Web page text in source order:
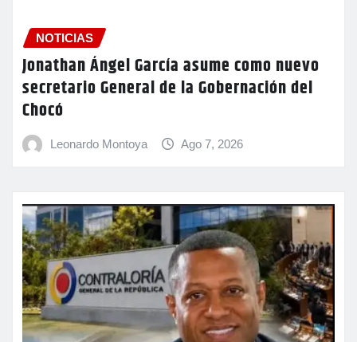
NOTICIAS
Jonathan Ángel García asume como nuevo
secretario General de la Gobernación del
Chocó
Leonardo Montoya Ago 7, 2026